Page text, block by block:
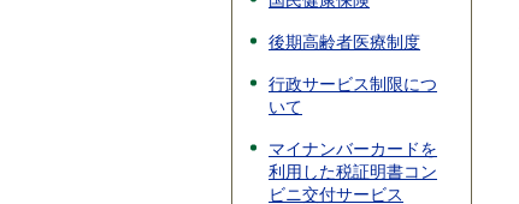
後期高齢者医療制度
行政サービス制限につ
いて
マイナンバーカードを
利用した税証明書コン
ビニ交付サービス